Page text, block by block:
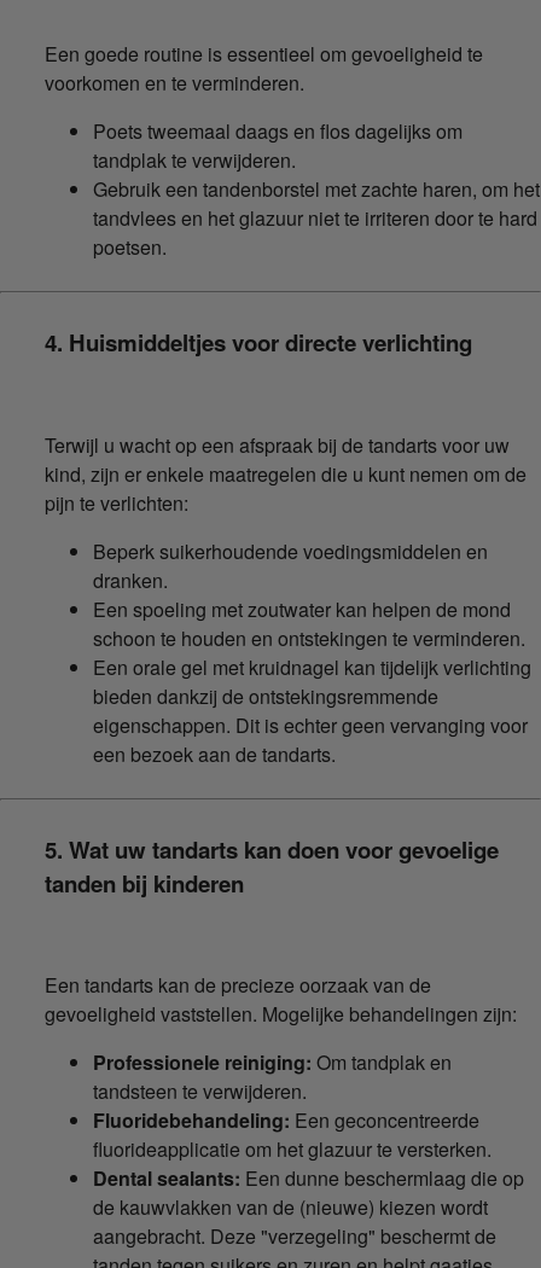
Een goede routine is essentieel om gevoeligheid te
voorkomen en te verminderen.
Poets tweemaal daags en flos dagelijks om
tandplak te verwijderen.
Gebruik een tandenborstel met zachte haren, om het
tandvlees en het glazuur niet te irriteren door te hard
poetsen.
4. Huismiddeltjes voor directe verlichting
Terwijl u wacht op een afspraak bij de tandarts voor uw
kind, zijn er enkele maatregelen die u kunt nemen om de
pijn te verlichten:
Beperk suikerhoudende voedingsmiddelen en
dranken.
Een spoeling met zoutwater kan helpen de mond
schoon te houden en ontstekingen te verminderen.
Een orale gel met kruidnagel kan tijdelijk verlichting
bieden dankzij de ontstekingsremmende
eigenschappen. Dit is echter geen vervanging voor
een bezoek aan de tandarts.
5. Wat uw tandarts kan doen voor gevoelige
tanden bij kinderen
Een tandarts kan de precieze oorzaak van de
gevoeligheid vaststellen. Mogelijke behandelingen zijn:
Professionele reiniging: Om tandplak en
tandsteen te verwijderen.
Fluoridebehandeling: Een geconcentreerde
fluorideapplicatie om het glazuur te versterken.
Dental sealants: Een dunne beschermlaag die op
de kauwvlakken van de (nieuwe) kiezen wordt
aangebracht. Deze "verzegeling" beschermt de